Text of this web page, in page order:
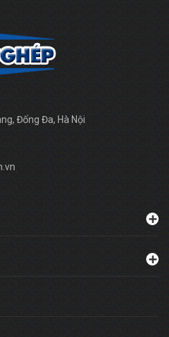
Đống Đa, Hà Nội